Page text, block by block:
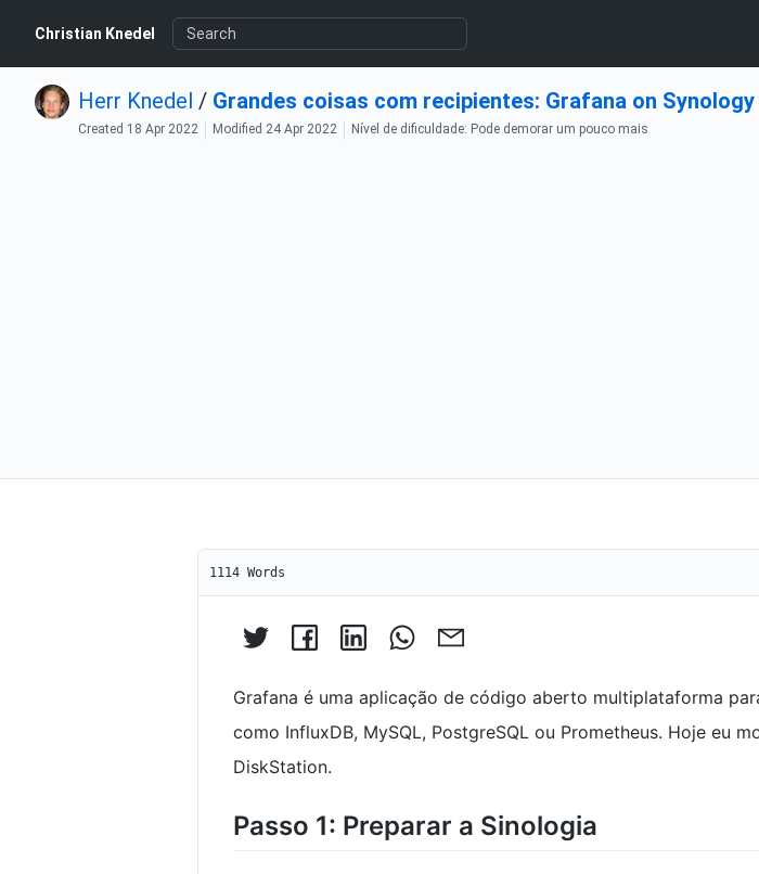
Christian Knedel
Herr Knedel / Grandes coisas com recipientes: Grafana on
Created 18 Apr 2022 Modified 24 Apr 2022 Nível de dificuldade: Pode demorar um pouco mais
1114 Words
Grafana é uma aplicação de código aberto multiplataforma
como InfluxDB, MySQL, PostgreSQL ou Prometheus. Hoje eu
DiskStation.
Passo 1: Preparar a Sinologia